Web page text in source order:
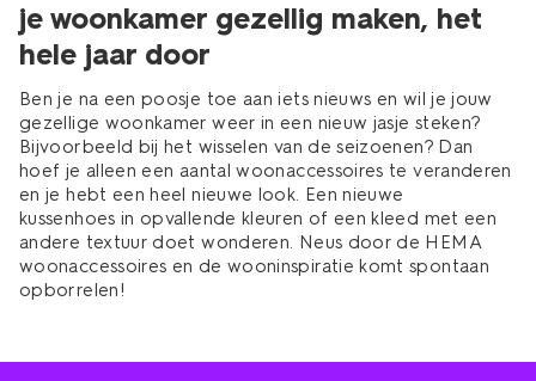
je woonkamer gezellig maken, het
hele jaar door
Ben je na een poosje toe aan iets nieuws en wil je jouw
gezellige woonkamer weer in een nieuw jasje steken?
Bijvoorbeeld bij het wisselen van de seizoenen? Dan
hoef je alleen een aantal woonaccessoires te veranderen
en je hebt een heel nieuwe look. Een nieuwe
kussenhoes in opvallende kleuren of een kleed met een
andere textuur doet wonderen. Neus door de HEMA
woonaccessoires en de wooninspiratie komt spontaan
opborrelen!